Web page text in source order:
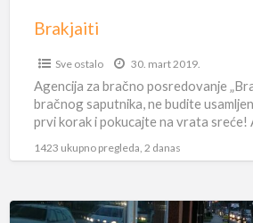
Brakjaiti
Sve ostalo 30. mart 2019.
Agencija za bračno posredovanje
bračnog saputnika, ne budite
prvi korak i pokucajte na vrata sreće!
1423 ukupno pregleda, 2 danas
IZDAJEM